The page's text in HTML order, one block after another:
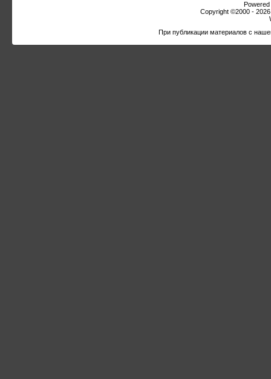
Copyright ©2000 -
При публикации материалов с